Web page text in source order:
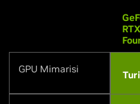
GPU Mimarisi